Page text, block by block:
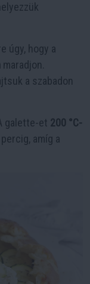
úgy, hogy a
maradjon.
a szabadon
galette-et 200 °C-
amíg a